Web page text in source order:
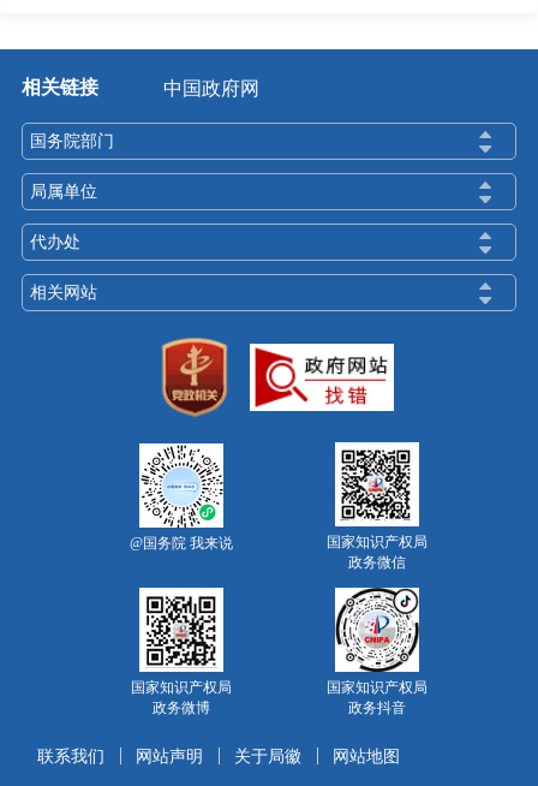
相关链接 中国政府网
国务院部门
局属单位
代办处
相关网站
@国务院 我来说
国家知识产权局
政务微信
国家知识产权局
政务微博
国家知识产权局
政务抖音
联系我们 网站声明 关于局徽 网站地图